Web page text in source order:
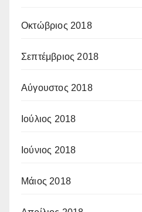
Οκτώβριος 2018
Σεπτέμβριος 2018
Αύγουστος 2018
Ιούλιος 2018
Ιούνιος 2018
Μάιος 2018